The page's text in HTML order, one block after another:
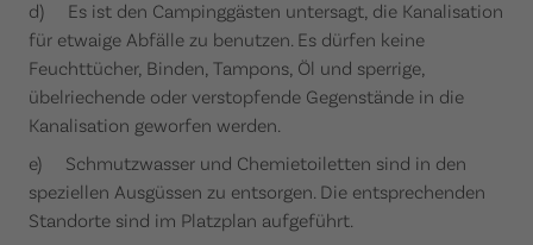
d) Es ist den Campinggästen untersagt, die Kanalisation
für etwaige Abfälle zu benutzen. Es dürfen keine
Feuchttücher, Binden, Tampons, Öl und sperrige,
übelriechende oder verstopfende Gegenstände in die
Kanalisation geworfen werden.
e) Schmutzwasser und Chemietoiletten sind in den
speziellen Ausgüssen zu entsorgen. Die entsprechenden
Standorte sind im Platzplan aufgeführt.